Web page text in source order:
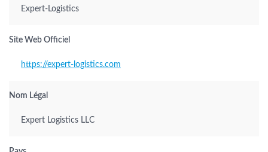
Expert-Logistics
Site Web Officiel
https://expert-logistics.com
Nom Légal
Expert Logistics LLC